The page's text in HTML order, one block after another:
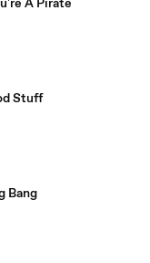
A Pirate
Stuff
Bang